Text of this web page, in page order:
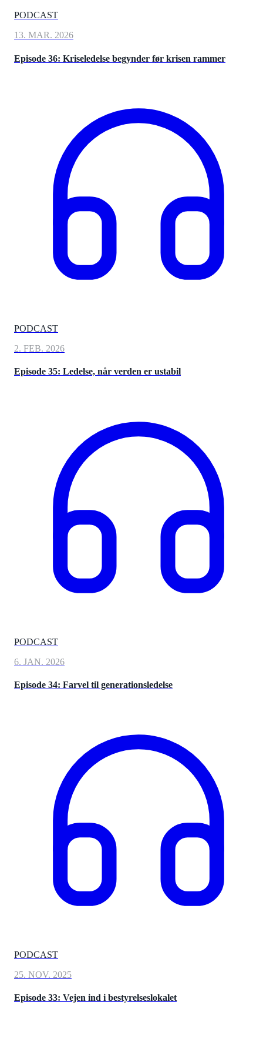
PODCAST
13. MAR. 2026
Episode 36: Kriseledelse begynder før krisen rammer
PODCAST
2. FEB. 2026
Episode 35: Ledelse, når verden er ustabil
PODCAST
6. JAN. 2026
Episode 34: Farvel til generationsledelse
PODCAST
25. NOV. 2025
Episode 33: Vejen ind i bestyrelseslokalet